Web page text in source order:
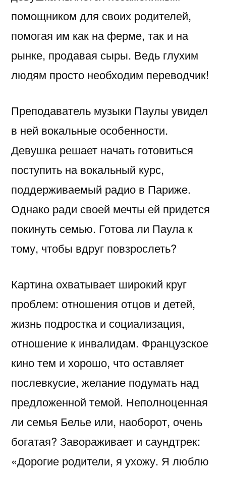
помощником для своих родителей,
помогая им как на ферме, так и на
рынке, продавая сыры. Ведь глухим
людям просто необходим переводчик!
Преподаватель музыки Паулы увидел
в ней вокальные особенности.
Девушка решает начать готовиться
поступить на вокальный курс,
поддерживаемый радио в Париже.
Однако ради своей мечты ей придется
покинуть семью. Готова ли Паула к
тому, чтобы вдруг повзрослеть?
Картина охватывает широкий круг
проблем: отношения отцов и детей,
жизнь подростка и социализация,
отношение к инвалидам. Французское
кино тем и хорошо, что оставляет
послевкусие, желание подумать над
предложенной темой. Неполноценная
ли семья Белье или, наоборот, очень
богатая? Завораживает и саундтрек:
«Дорогие родители, я ухожу. Я люблю